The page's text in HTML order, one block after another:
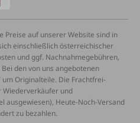
Preise auf unserer Website sind in
einschließlich österreichischer
und ggf. Nachnahmegebühren,
den von uns angebotenen
Originalteile. Die Frachtfrei-
Wiederverkäufer und
ausgewiesen), Heute-Noch-Versand
zu bezahlen.